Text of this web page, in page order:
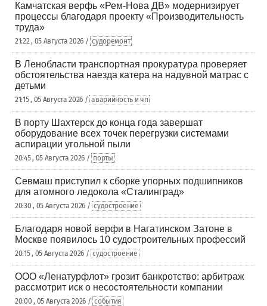
Камчатская верфь «Рем-Нова ДВ» модернизирует
процессы благодаря проекту «Производительность
труда»
21:22 , 05 Августа 2026 / судоремонт
В Ленобласти транспортная прокуратура проверяет
обстоятельства наезда катера на надувной матрас с
детьми
21:15 , 05 Августа 2026 / аварийность и чп
В порту Шахтерск до конца года завершат
оборудование всех точек перегрузки системами
аспирации угольной пыли
20:45 , 05 Августа 2026 / порты
Севмаш приступил к сборке упорных подшипников
для атомного ледокола «Сталинград»
20:30 , 05 Августа 2026 / судостроение
Благодаря новой верфи в Нагатинском Затоне в
Москве появилось 10 судостроительных профессий
20:15 , 05 Августа 2026 / судостроение
ООО «Ленатурфлот» грозит банкротство: арбитраж
рассмотрит иск о несостоятельности компании
20:00 , 05 Августа 2026 / события